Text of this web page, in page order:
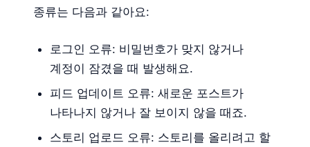
종류는 다음과 같아요:
로그인 오류: 비밀번호가 맞지 않거나
계정이 잠겼을 때 발생해요.
피드 업데이트 오류: 새로운 포스트가
나타나지 않거나 잘 보이지 않을 때죠.
스토리 업로드 오류: 스토리를 올리려고 할